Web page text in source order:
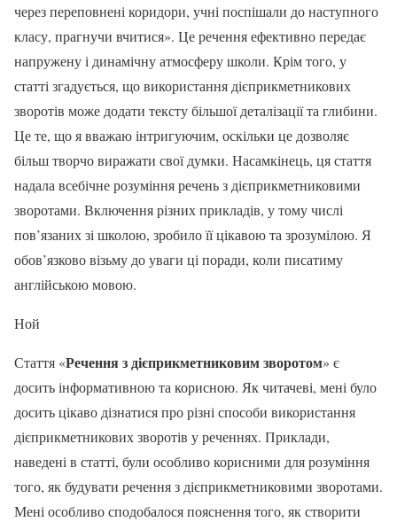
через переповнені коридори, учні поспішали до наступного
класу, прагнучи вчитися». Це речення ефективно передає
напружену і динамічну атмосферу школи. Крім того, у
статті згадується, що використання дієприкметникових
зворотів може додати тексту більшої деталізації та глибини.
Це те, що я вважаю інтригуючим, оскільки це дозволяє
більш творчо виражати свої думки. Насамкінець, ця стаття
надала всебічне розуміння речень з дієприкметниковими
зворотами. Включення різних прикладів, у тому числі
пов’язаних зі школою, зробило її цікавою та зрозумілою. Я
обов’язково візьму до уваги ці поради, коли писатиму
англійською мовою.
Ной
Стаття «Речення з дієприкметниковим зворотом» є
досить інформативною та корисною. Як читачеві, мені було
досить цікаво дізнатися про різні способи використання
дієприкметникових зворотів у реченнях. Приклади,
наведені в статті, були особливо корисними для розуміння
того, як будувати речення з дієприкметниковими зворотами.
Мені особливо сподобалося пояснення того, як створити